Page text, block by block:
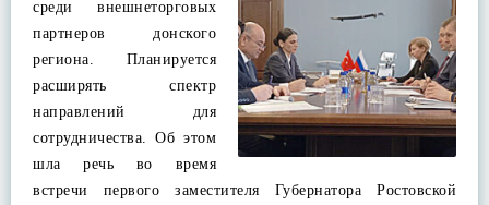
среди внешнеторговых
партнеров донского
региона. Планируется
расширять спектр
направлений для
сотрудничества. Об этом
шла речь во время
встречи первого заместителя Губернатора Ростовской